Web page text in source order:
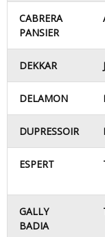
CABRERA
PANSIER
DEKKAR
DELAMON
DUPRESSOIR
ESPERT
GALLY
BADIA